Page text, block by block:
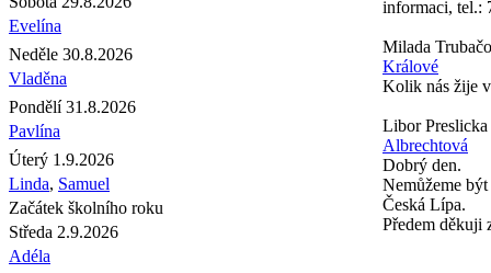
Evelína
Neděle 30.8.2026
Vladěna
Pondělí 31.8.2026
Pavlína
Úterý 1.9.2026
Linda, Samuel
Začátek školního roku
Středa 2.9.2026
Adéla
informaci, tel.:
Milada
Králové
Kolik nás žije
Libor Preslicka
Albrechtová
Dobrý den.
Nemůžeme
Česká Lípa.
Předem děkuji